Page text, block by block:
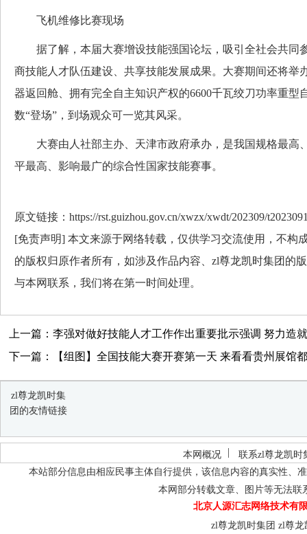
飞机维修比赛现场
据了解，本届大赛增设技能强国论坛，吸引全社会共同
商技能人才队伍建设、共享技能发展成果。大赛期间还将举
器返回舱、拥有完全自主知识产权的6600千瓦绞刀功率重型
数“登场”，到场观众可一览其风采。
大赛由人社部主办、天津市政府承办，是我国规格最高
平最高、影响最广的综合性国家技能赛事。
原文链接：https://rst.guizhou.gov.cn/xwzx/xwdt/202309/
[免责声明] 本文来源于网络转载，仅供学习交流使用，不构
的版权归原作者所有，如涉及作品内容、zl尊龙凯时集团的
与本网联系，我们将在第一时间处理。
上一篇：李强对做好技能人才工作作出重要批示强调 努力造
下一篇：【组图】全国技能大赛开赛第一天 来看看贵州展馆
zl尊龙凯时集
团的友情链接
本网概况
联系zl尊龙凯时
本站部分信息由相应民事主体自行提供，该信息内容的真实性、
本网部分转载文章、图片等无法
北京人源汇志网络技术有
zl尊龙凯时集团 zl尊龙